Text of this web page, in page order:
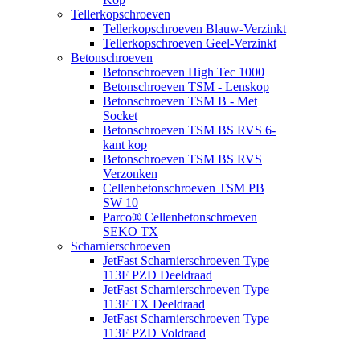
Tellerkopschroeven
Tellerkopschroeven Blauw-Verzinkt
Tellerkopschroeven Geel-Verzinkt
Betonschroeven
Betonschroeven High Tec 1000
Betonschroeven TSM - Lenskop
Betonschroeven TSM B - Met
Socket
Betonschroeven TSM BS RVS 6-
kant kop
Betonschroeven TSM BS RVS
Verzonken
Cellenbetonschroeven TSM PB
SW 10
Parco® Cellenbetonschroeven
SEKO TX
Scharnierschroeven
JetFast Scharnierschroeven Type
113F PZD Deeldraad
JetFast Scharnierschroeven Type
113F TX Deeldraad
JetFast Scharnierschroeven Type
113F PZD Voldraad